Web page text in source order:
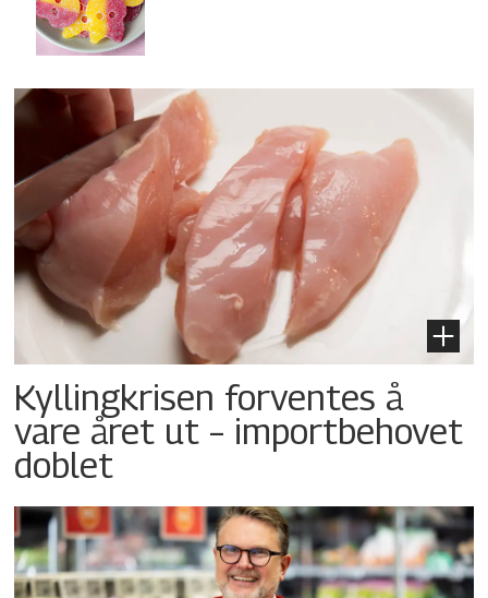
Kyllingkrisen forventes å
vare året ut – importbehovet
doblet